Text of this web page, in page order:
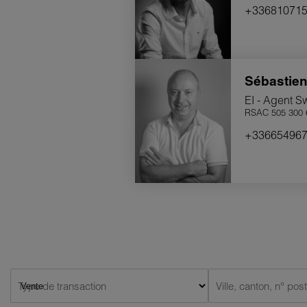
aider à atteindre vos objectifs
Nicolas DEMESY
Agent Franchisé, indépendant juridiquement
Sébastien
EI - Agent
RSAC 505 300
Type de transaction Ville, canton, n°